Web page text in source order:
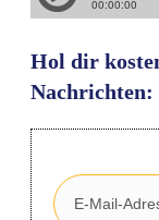
Hol dir
Nachrichten: